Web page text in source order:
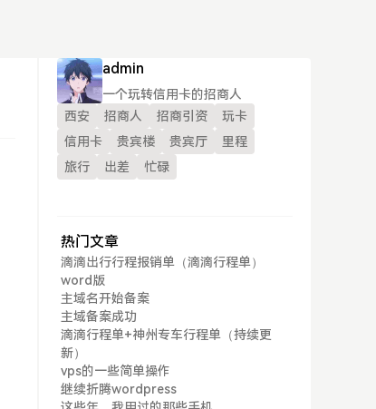
admin
一个玩转信用卡的招商人
西安
招商人 招商引资
玩卡
信用卡
贵宾楼 贵宾厅
里程
旅行
出差 忙碌
热门文章
滴滴出行行程报销单（滴滴行程单）
word版
主域名开始备案
主域备案成功
滴滴行程单+神州专车行程单（持续更
新）
vps的一些简单操作
继续折腾wordpress